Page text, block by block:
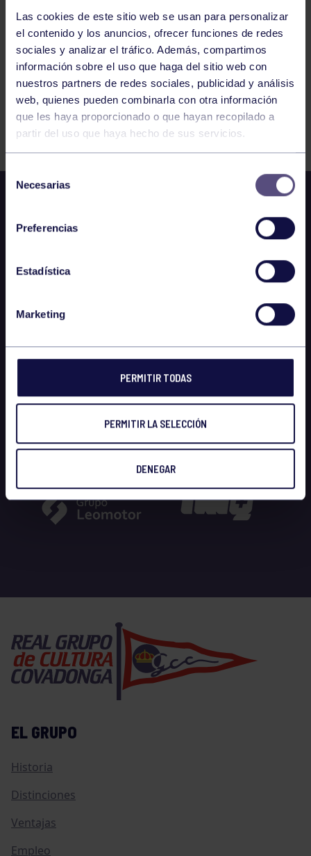
Las cookies de este sitio web se usan para personalizar
el contenido y los anuncios, ofrecer funciones de redes
sociales y analizar el tráfico. Además, compartimos
información sobre el uso que haga del sitio web con
nuestros partners de redes sociales, publicidad y análisis
web, quienes pueden combinarla con otra información
que les haya proporcionado o que hayan recopilado a
partir del uso que haya hecho de sus servicios.
Selección
Necesarias
Preferencias
Estadística
Marketing
PERMITIR TODAS
PERMITIR LA SELECCIÓN
DENEGAR
EL GRUPO
Historia
Distinciones
Ventajas
Empleo